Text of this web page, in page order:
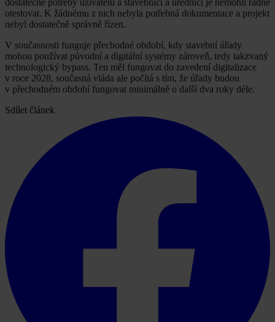
dostatečně potřeby uživatelů a stavebníci a úředníci je nemohli řádně
otestovat. K žádnému z nich nebyla potřebná dokumentace a projekt
nebyl dostatečně správně řízen.
V současnosti funguje přechodné období, kdy stavební úřady
mohou používat původní a digitální systémy zároveň, tedy takzvaný
technologický bypass. Ten měl fungovat do zavedení digitalizace
v roce 2028, současná vláda ale počítá s tím, že úřady budou
v přechodném období fungovat minimálně o další dva roky déle.
Sdílet článek